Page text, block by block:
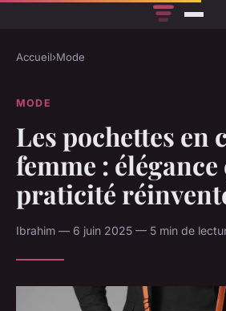
Accueil›Mode
MODE
Les pochettes en
femme : élégance
praticité
Ibrahim — 6 juin 2025 — 5 min de